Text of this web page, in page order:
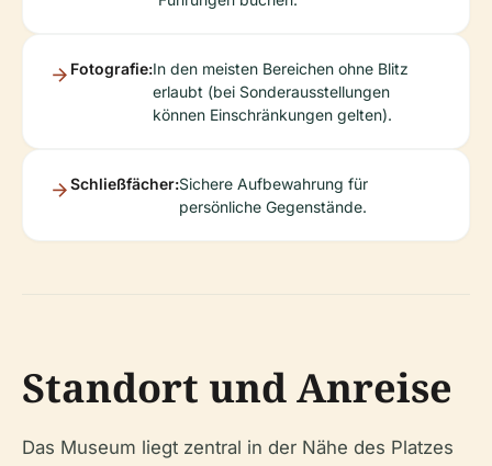
Fotografie:In den meisten Bereichen ohne Blitz
erlaubt (bei Sonderausstellungen
können Einschränkungen gelten).
Schließfächer:Sichere Aufbewahrung für
persönliche Gegenstände.
Standort und Anreise
Das Museum liegt zentral in der Nähe des Platzes